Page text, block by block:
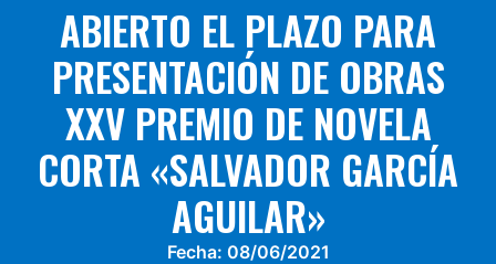
ABIERTO EL PLAZO PARA
PRESENTACIÓN DE OBRAS
XXV PREMIO DE NOVELA
CORTA «SALVADOR GARCÍA
AGUILAR»
Fecha: 08/06/2021